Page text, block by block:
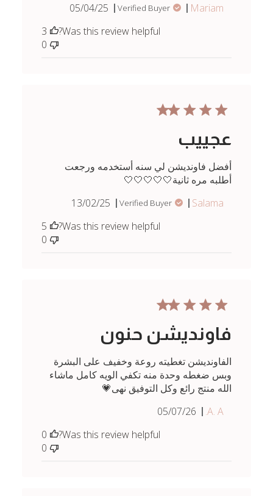
Mariam
Verified Buyer
Published05/04/25
Was this review helpful?
3
0
عجييب
أفضل فاونديشن لي سنه أستخدمه ورجعت
أطلبه مره ثانية🤍🤍🤍🤍🤍
Salama
Verified Buyer
Published13/02/25
Was this review helpful?
5
0
فاونديشن حنون
الفاونديشن تغطيته روعة وخفيف على البشرة
وبس ضغطه وحدة منه تكفي الويه كامل ماشاء
الله منتج رائع وكل التوفيق نهى💗
A. A.
Published05/07/26
Was this review helpful?
0
0